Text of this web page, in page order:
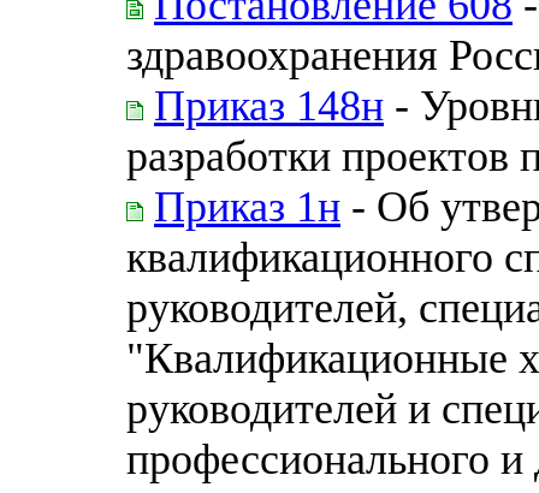
здравоохранения
Приказ 148н -
разработки проектов
Приказ 1н - Об
квалификационного
руководителей,
"Квалификационные
руководителей и
профессионального и